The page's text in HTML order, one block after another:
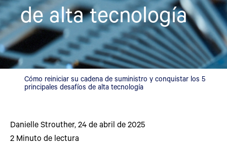
de alta tecnología
Cómo reiniciar su cadena de suministro y conquistar los 5
principales desafíos de alta tecnología
Danielle Strouther,24 de abril de 2025
2 Minuto de lectura